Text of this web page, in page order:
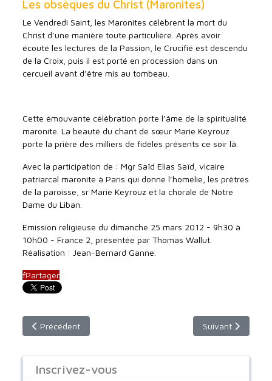
Les obsèques du Christ (Maronites)
Le Vendredi Saint, les Maronites célèbrent la mort du
Christ d’une manière toute particulière. Après avoir
écouté les lectures de la Passion, le Crucifié est descendu
de la Croix, puis il est porté en procession dans un
cercueil avant d’être mis au tombeau.
Cette émouvante célébration porte l’âme de la spiritualité
maronite. La beauté du chant de sœur Marie Keyrouz
porte la prière des milliers de fidèles présents ce soir là.
Avec la participation de : Mgr Saïd Elias Saïd, vicaire
patriarcal maronite à Paris qui donne l’homélie, les prêtres
de la paroisse, sr Marie Keyrouz et la chorale de Notre
Dame du Liban.
Emission religieuse du dimanche 25 mars 2012 - 9h30 à
10h00 - France 2, présentée par Thomas Wallut.
Réalisation : Jean-Bernard Ganne.
fPartager
Article précédent : Par Amour pour Toi, 1er Voeux de Soeur
Précédent Article suivant :
Suivant
Inscrivez-vous